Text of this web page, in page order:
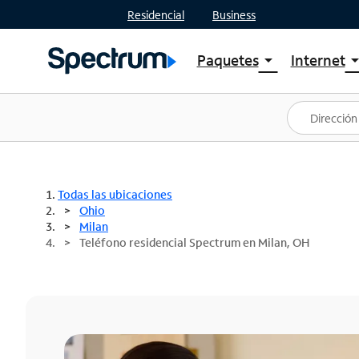
Residencial Business
Paquetesarrow_drop_down
Ver paquetes
Spectrum One
Mejores ofertas
Internetarrow_drop_down
Planes
Todas las ubicaciones
Ohio
Milan
Teléfono residencial Spectrum en Milan, OH